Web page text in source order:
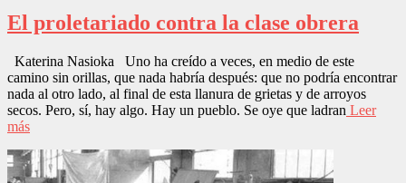
El proletariado contra la clase obrera
Katerina Nasioka Uno ha creído a veces, en medio de este
camino sin orillas, que nada habría después: que no podría encontrar
nada al otro lado, al final de esta llanura de grietas y de arroyos
secos. Pero, sí, hay algo. Hay un pueblo. Se oye que ladran Leer
más